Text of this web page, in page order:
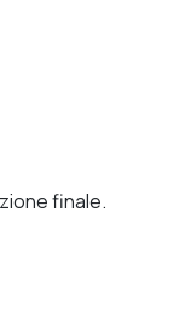
finale.